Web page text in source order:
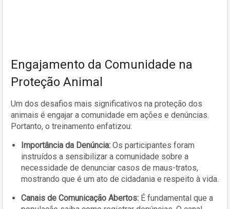
Engajamento da Comunidade na
Proteção Animal
Um dos desafios mais significativos na proteção dos
animais é engajar a comunidade em ações e denúncias.
Portanto, o treinamento enfatizou:
Importância da Denúncia: Os participantes foram
instruídos a sensibilizar a comunidade sobre a
necessidade de denunciar casos de maus-tratos,
mostrando que é um ato de cidadania e respeito à vida.
Canais de Comunicação Abertos: É fundamental que a